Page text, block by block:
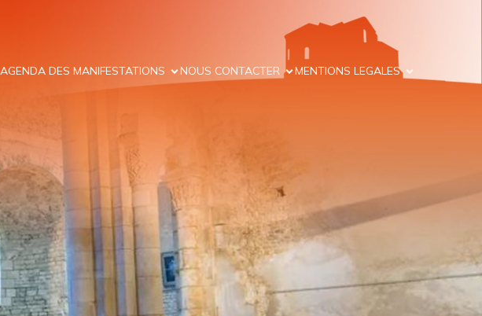
AGENDA DES MANIFESTATIONS NOUS CONTACTER MENTIONS LEGALES